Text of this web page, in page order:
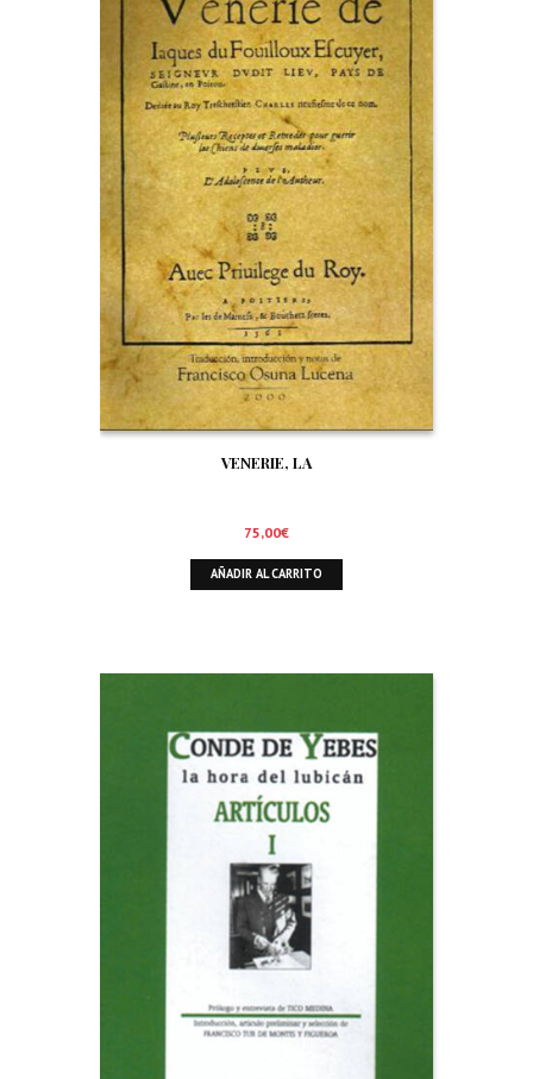
VENERIE, LA
75,00€
AÑADIR AL CARRITO